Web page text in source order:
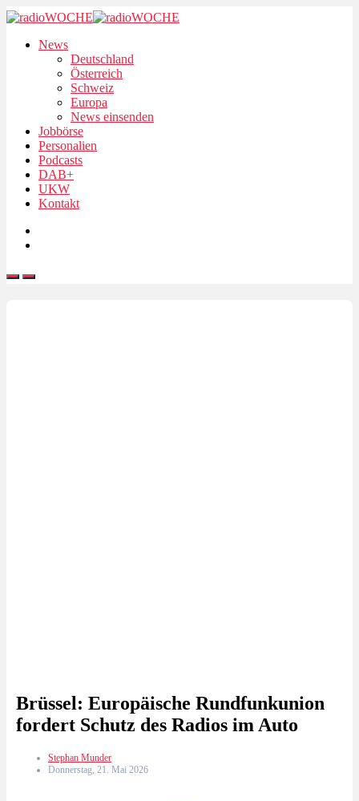
News
Deutschland
Österreich
Schweiz
Europa
News einsenden
Jobbörse
Personalien
Podcasts
DAB+
UKW
Kontakt
Brüssel: Europäische Rundfunkunion
fordert Schutz des Radios im Auto
Stephan Munder
Donnerstag, 21. Mai 2026